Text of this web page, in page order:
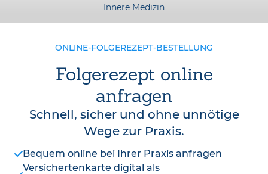
Innere Medizin
ONLINE-FOLGEREZEPT-BESTELLUNG
Folgerezept online
anfragen
Schnell, sicher und ohne unnötige
Wege zur Praxis.
Bequem online bei Ihrer Praxis anfragen
Versichertenkarte digital als